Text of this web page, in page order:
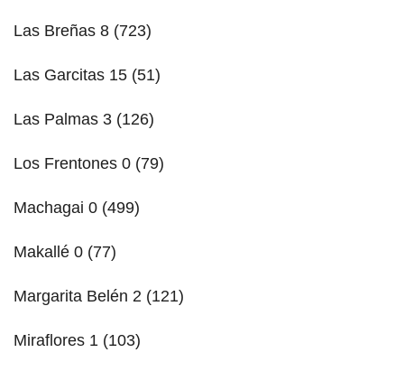
Las Breñas 8 (723)
Las Garcitas 15 (51)
Las Palmas 3 (126)
Los Frentones 0 (79)
Machagai 0 (499)
Makallé 0 (77)
Margarita Belén 2 (121)
Miraflores 1 (103)